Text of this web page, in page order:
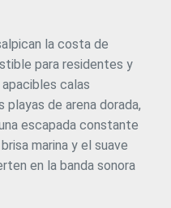
la costa de
para residentes y
calas
de arena dorada,
escapada constante
marina y el suave
en la banda sonora